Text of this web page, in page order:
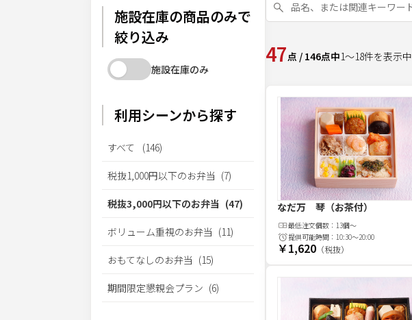
施設在庫の商品のみで
絞り込み
施設在庫のみ
利用シーンから探す
すべて (146)
税抜1,000円以下のお弁当 (7)
税抜3,000円以下のお弁当 (47)
ボリューム重視のお弁当 (11)
おもてなしのお弁当 (15)
期間限定懇親会プラン (6)
47点 / 146点中1～18件を表示中
なだ万 琴（お茶付）
最低注文個数： 13個～
提供可能時間： 10:30～20:00
￥1,620 （税抜）